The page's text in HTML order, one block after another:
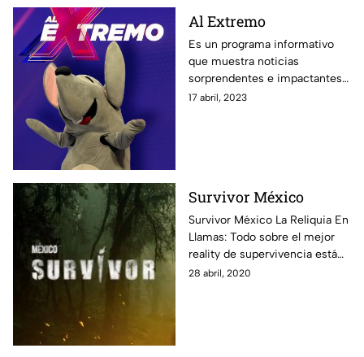
Al Extremo
Es un programa informativo
que muestra noticias
sorprendentes e impactantes
alrededor del mundo, además
17 abril, 2023
Survivor México
Survivor México La Reliquia En
Llamas: Todo sobre el mejor
reality de supervivencia está
aquí: fotos, notas y todos los
28 abril, 2020